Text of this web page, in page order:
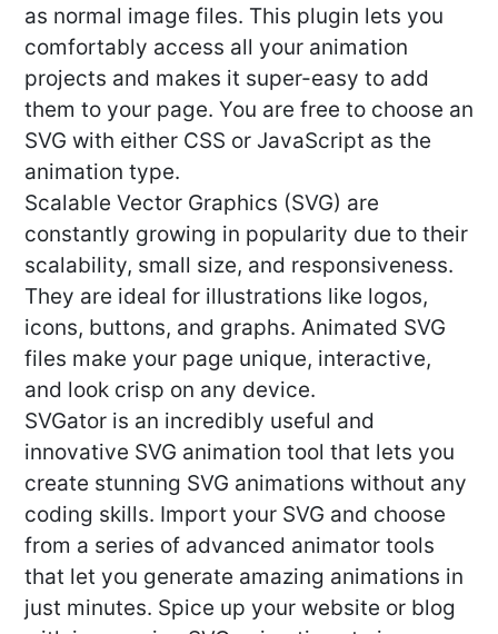
as normal image files. This plugin lets you
comfortably access all your animation
projects and makes it super-easy to add
them to your page. You are free to choose an
SVG with either CSS or JavaScript as the
animation type.
Scalable Vector Graphics (SVG) are
constantly growing in popularity due to their
scalability, small size, and responsiveness.
They are ideal for illustrations like logos,
icons, buttons, and graphs. Animated SVG
files make your page unique, interactive,
and look crisp on any device.
SVGator is an incredibly useful and
innovative SVG animation tool that lets you
create stunning SVG animations without any
coding skills. Import your SVG and choose
from a series of advanced animator tools
that let you generate amazing animations in
just minutes. Spice up your website or blog